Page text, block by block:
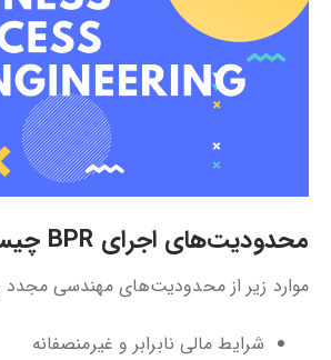
محدودیت‌های اجرای BPR چیست؟
موارد زیر از محدودیت‌های مهندسی مجدد
شرایط مالی نابرابر و غیرمنصفانه